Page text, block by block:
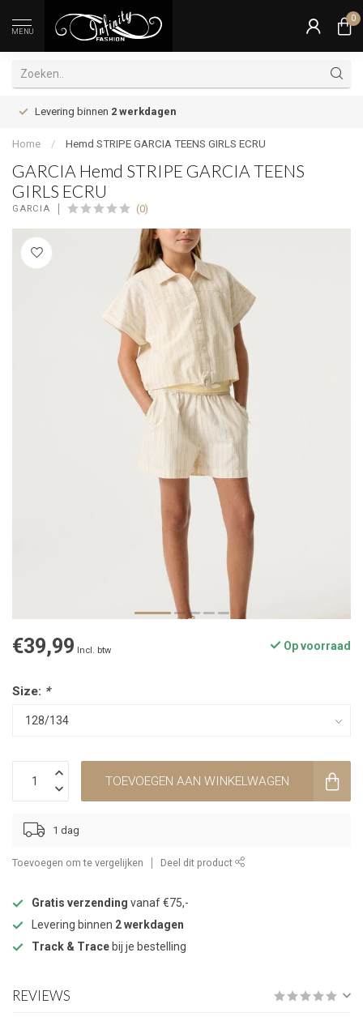
MENU
0
Levering binnen 2 werkdagen
Home / Hemd STRIPE GARCIA TEENS GIRLS ECRU
GARCIA Hemd STRIPE GARCIA TEENS
GIRLS ECRU
GARCIA (0)
€39,99 Incl. btw Op voorraad
Size: *
TOEVOEGEN AAN WINKELWAGEN
1 dag
Toevoegen om te vergelijken Deel dit product
Gratis verzending vanaf €75,-
Levering binnen 2 werkdagen
Track & Trace bij je bestelling
REVIEWS